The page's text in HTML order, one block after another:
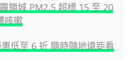
鎖城 PM2.5 超標 15 至 20
咳嗽
低至 6 折 隨時隨地遠距看